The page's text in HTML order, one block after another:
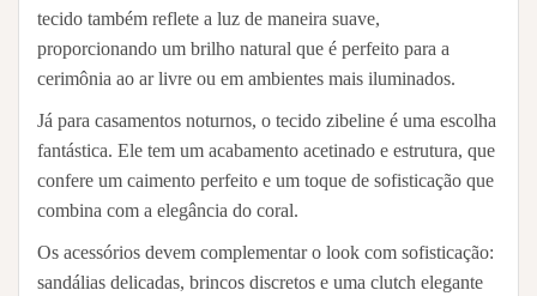
tecido também reflete a luz de maneira suave,
proporcionando um brilho natural que é perfeito para a
cerimônia ao ar livre ou em ambientes mais iluminados.
Já para casamentos noturnos, o tecido zibeline é uma escolha
fantástica. Ele tem um acabamento acetinado e estrutura, que
confere um caimento perfeito e um toque de sofisticação que
combina com a elegância do coral.
Os acessórios devem complementar o look com sofisticação:
sandálias delicadas, brincos discretos e uma clutch elegante